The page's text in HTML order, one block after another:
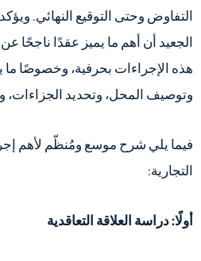
التفاوض وحتى التوقيع النهائي.
الجعيد أن أهم ما يميز عقدًا ناجحًا
هذه الإجراءات بحرفية، وخصوصًا ما
وتوصيف المحل، وتحديد الجزاءات،
فيما يلي شرح موسع ومُنظّم لأهم
التجارية:
أولًا: دراسة العلاقة التعاقدية